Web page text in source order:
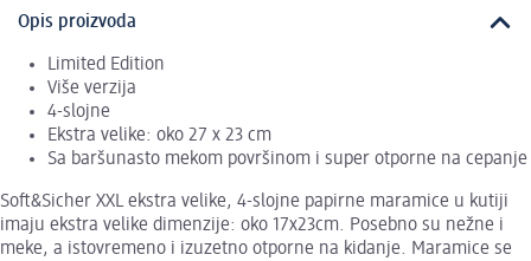
Opis proizvoda
Limited Edition
Više verzija
4-slojne
Ekstra velike: oko 27 x 23 cm
Sa baršunasto mekom površinom i super otporne na cepanje
Soft&Sicher XXL ekstra velike, 4-slojne papirne maramice u kutiji
imaju ekstra velike dimenzije: oko 17x23cm. Posebno su nežne i
meke, a istovremeno i izuzetno otporne na kidanje. Maramice se